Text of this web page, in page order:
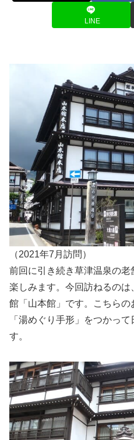
LINE
（2021年7月訪問）
前回に引き続き草津温泉の
楽しみます。今回訪ねるの
館「山本館」です。こちらの
「湯めぐり手形」をつかっ
す。